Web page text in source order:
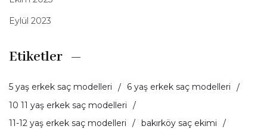
Eylül 2023
Etiketler
5 yaş erkek saç modelleri
6 yaş erkek saç modelleri
10 11 yaş erkek saç modelleri
11-12 yaş erkek saç modelleri
bakırköy saç ekimi